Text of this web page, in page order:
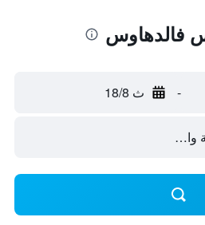
فالدهاوس
- ث 18/8